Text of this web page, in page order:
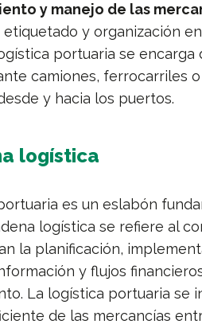
y manejo de las
etiquetado y organización
portuaria se encarga
camiones, ferrocarriles
y hacia los puertos.
logística
es un eslabón
logística se refiere al
la planificación,
y flujos
La logística portuaria se
de las mercancías